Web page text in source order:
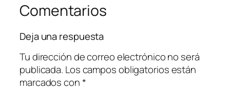
Comentarios
Deja una respuesta
Tu dirección de correo electrónico no será
publicada. Los campos obligatorios están
marcados con*